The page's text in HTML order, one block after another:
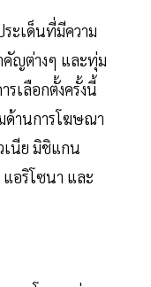
ะเด็นที่มีความ
ญต่างๆ และทุ่ม
เลือกตั้งครั้งนี้
ด้านการโฆษณา
เนีย มิชิแกน
อริโซนา และ